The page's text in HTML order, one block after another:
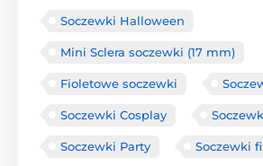
Soczewki Halloween
Mini Sclera soczewki (17 mm)
Fioletowe soczewki
Soczewki Cosplay
Soczewki Party Soczewki